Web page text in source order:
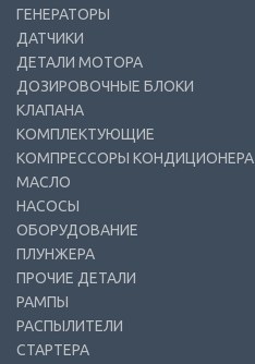
ГЕНЕРАТОРЫ
ДАТЧИКИ
ДЕТАЛИ МОТОРА
ДОЗИРОВОЧНЫЕ БЛОКИ
КЛАПАНА
КОМПЛЕКТУЮЩИЕ
КОМПРЕССОРЫ КОНДИЦИОНЕРА
МАСЛО
НАСОСЫ
ОБОРУДОВАНИЕ
ПЛУНЖЕРА
ПРОЧИЕ ДЕТАЛИ
РАМПЫ
РАСПЫЛИТЕЛИ
СТАРТЕРА